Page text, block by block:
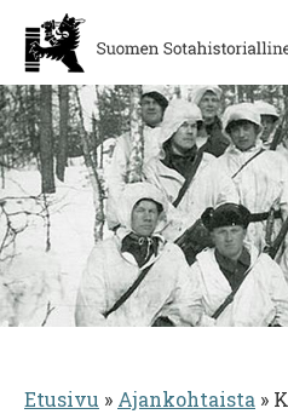
Etusivu » Ajankohtaista »